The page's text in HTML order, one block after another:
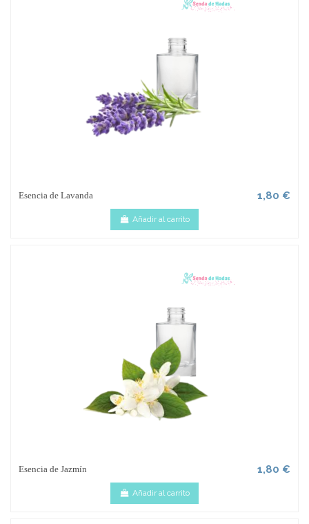
Esencia de Lavanda 1,80 €
Añadir al carrito
Esencia de Jazmín 1,80 €
Añadir al carrito